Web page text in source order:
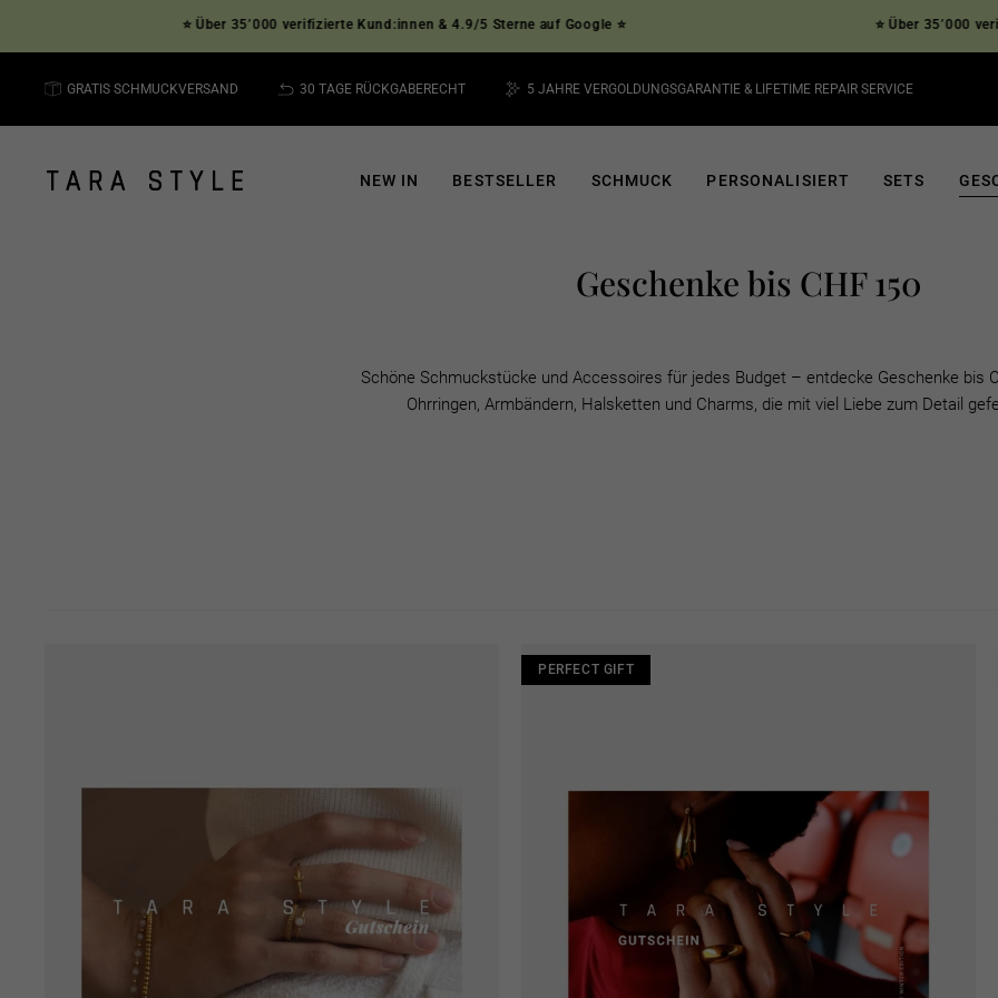
Inhalt
⭐ Über 35’000 verifizierte Kund:innen & 4.9/5 Sterne auf Google ⭐ ⭐ Über 35’000 verifizierte
Diashow
GRATIS SCHMUCKVERSAND 30 TAGE RÜCKGABERECHT 5 JAHRE VERGOLDUNGSGARANTIE & LIFETIME REPAIR SERVICE
NEW IN BESTSELLER SCHMUCK PERSONALISIERT SETS
Geschenke bis CHF 150
Schöne Schmuckstücke und Accessoires für jedes Budget – entdecke Geschenke bis
Ohrringen, Armbändern, Halsketten und Charms, die mit viel Liebe zum Detail
PERFECT GIFT
PERFECT GIFT